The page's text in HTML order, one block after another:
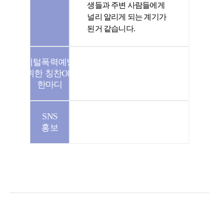
생들과 주변 사람들에게
널리 알리게 되는 계기가
된거 같습니다.
디지털폭력예방을
위한 칭찬ON
한마디
SNS
홍보